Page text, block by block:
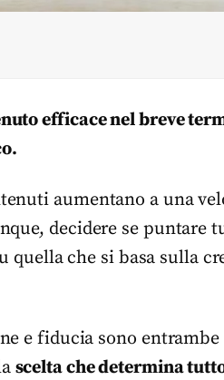
efficace nel breve
aumentano a una
decidere se puntare
quella che si basa sulla
e fiducia sono entrambe
scelta che determina